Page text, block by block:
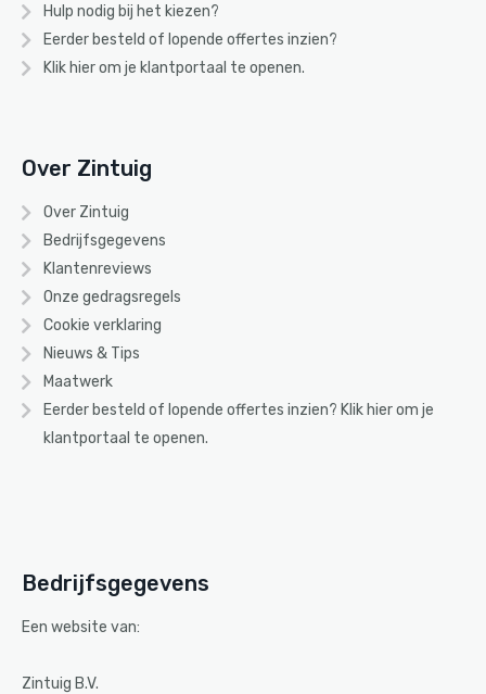
Hulp nodig bij het kiezen?
Eerder besteld of lopende offertes inzien?
Klik hier om je klantportaal te openen.
Over Zintuig
Over Zintuig
Bedrijfsgegevens
Klantenreviews
Onze gedragsregels
Cookie verklaring
Nieuws & Tips
Maatwerk
Eerder besteld of lopende offertes inzien? Klik hierom je
klantportaal te openen.
Bedrijfsgegevens
Een website van:
Zintuig B.V.